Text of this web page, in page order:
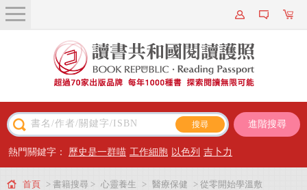
關於我們
近期新書
主題閱讀
出版專區
進階搜尋
熱門關鍵字： 歷史是一群喵 工作細胞 以色列 吉卜力
首頁 > 書籍搜尋 > 心靈養生 > 醫療保健 > 從零開始學溫敷